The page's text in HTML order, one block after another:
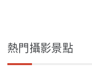
熱門攝影景點